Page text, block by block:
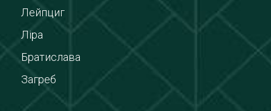
Лейпциг
Ліра
Братислава
Загреб